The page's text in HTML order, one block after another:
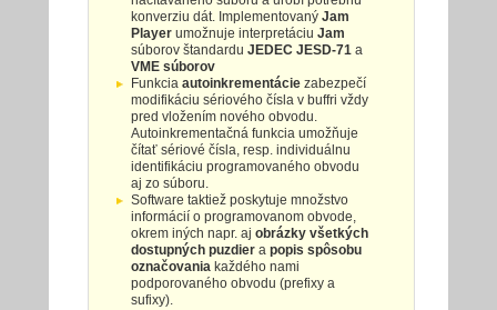
konverziu dát. Implementovaný Jam
Playerumožnuje interpretáciu Jam
súborov štandardu JEDEC JESD-71a
VME súborov
Funkcia autoinkrementáciezabezpečí
modifikáciu sériového čísla v buffri vždy
pred vložením nového obvodu.
Autoinkrementačná funkcia umožňuje
čítať sériové čísla, resp. individuálnu
identifikáciu programovaného obvodu
aj zo súboru.
Software taktiež poskytuje množstvo
informácií o programovanom obvode,
okrem iných napr. aj obrázky všetkých
dostupných puzdiera popis spôsobu
označovaniakaždého nami
podporovaného obvodu (prefixy a
sufixy).